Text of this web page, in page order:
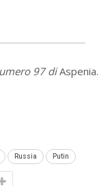
97 diAspenia.
Russia Putin